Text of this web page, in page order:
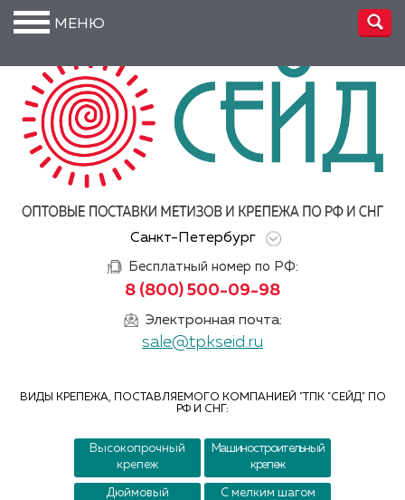
Санкт-Петербург
Бесплатный номер по РФ:
8 (800) 500-09-98
Электронная почта:
sale@tpkseid.ru
ВИДЫ КРЕПЕЖА, ПОСТАВЛЯЕМОГО КОМПАНИЕЙ "ТПК "СЕЙД" ПО
РФ И СНГ:
Высокопрочный
крепеж
Машиностроительный
крепеж
Дюймовый
С мелким шагом
МЕНЮ
О
компании
Производство
Доставка
Услуги
Информация